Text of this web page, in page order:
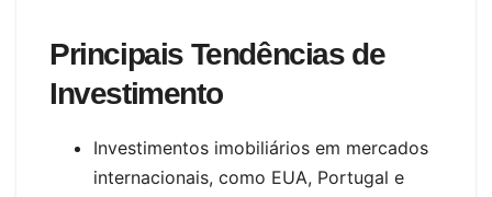
Principais Tendências de
Investimento
Investimentos imobiliários em mercados
internacionais, como EUA, Portugal e